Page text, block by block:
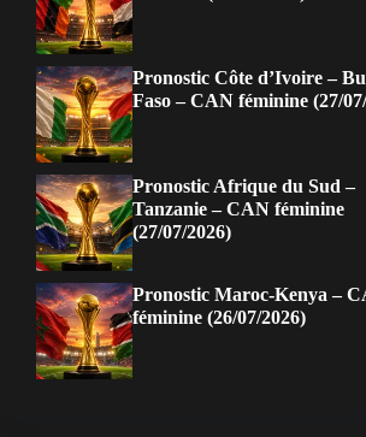
Pronostic Côte d’Ivoire –
Faso – CAN féminine (27/
Pronostic Afrique du Sud –
Tanzanie – CAN féminine
(27/07/2026)
Pronostic Maroc-Kenya –
féminine (26/07/2026)